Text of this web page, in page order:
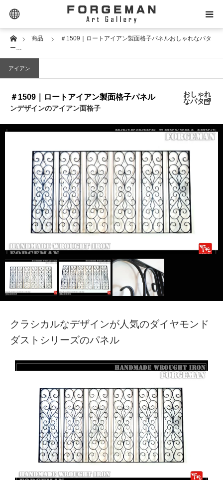
Home商品
＃1509｜ロートアイアン製面格子パネルおしゃれなパタ
ー…
アイアン
＃1509｜ロートアイアン製面格子パネル
おしゃれ
なパター
ンデザインのアイアン面格子
クラシカルなデザインが人気のダイヤモンド
ダストシリーズのパネル
SELECTOR｜セレクター
PRICE｜価格帯
DESIGN｜デザイン名
MATERIAL｜素材別
CONTACT｜お問合せ
TECH｜技術サイト